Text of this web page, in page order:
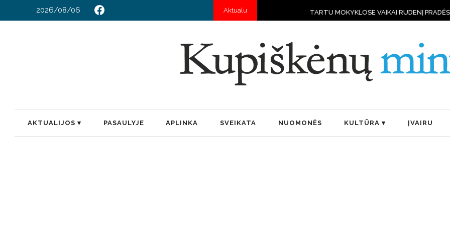
2026/08/06 Aktualu
TARTU MOKYKLOSE VAIKAI RUDENĮ PRADĖS MOKYTIS VALDYTI
AKTUALIJOS PASAULYJE APLINKA SVEIKATA NUOMONĖS KULTŪRA ĮVAIRU